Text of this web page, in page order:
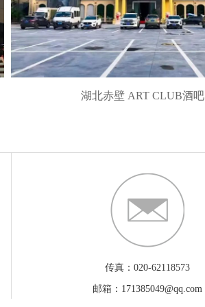
湖北赤壁 ART CLUB酒吧
传真：020-62118573
邮箱：171385049@qq.com